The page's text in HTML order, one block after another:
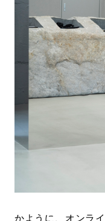
かように、オンラ